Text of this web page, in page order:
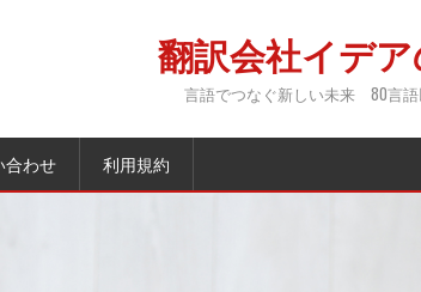
翻訳会社イデ
言語でつなぐ新しい未来 80言語
合わせ 利用規約